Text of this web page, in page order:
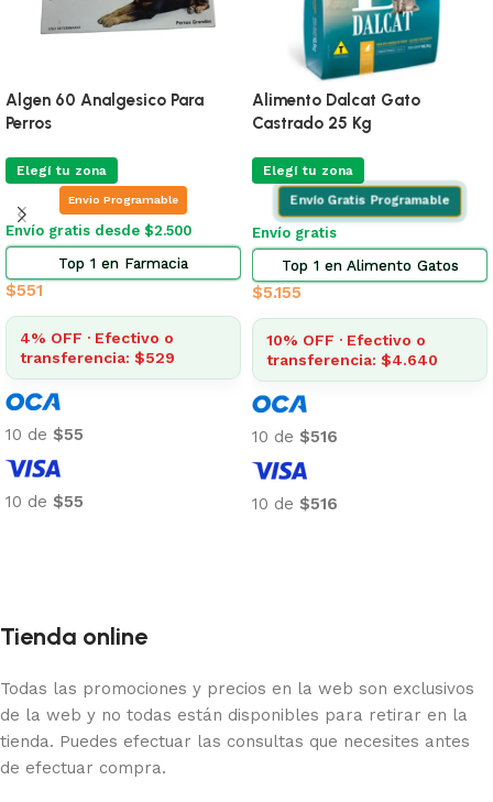
Algen 60 Analgesico Para
Perros
Elegí tu zona
Envio Programable
Envío gratis desde $2.500
Top 1 en Farmacia
$551
4% OFF · Efectivo o
transferencia: $529
10 de $55
10 de $55
Alimento Dalcat Gato
Castrado 25 Kg
Elegí tu zona
Envío Gratis Programable
Envío gratis
Top 1 en Alimento Gatos
$5.155
10% OFF · Efectivo o
transferencia: $4.640
10 de $516
10 de $516
Tienda online
Todas las promociones y precios en la web son exclusivos
de la web y no todas están disponibles para retirar en la
tienda. Puedes efectuar las consultas que necesites antes
de efectuar compra.